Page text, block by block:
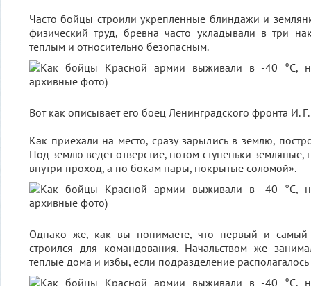
Часто бойцы строили укрепленные блиндажи и
физический труд, бревна часто укладывали в три
теплым и относительно безопасным.
Вот как описывает его боец Ленинградского фронта И.
Как приехали на место, сразу зарылись в землю,
Под землю ведет отверстие, потом ступеньки земляные,
внутри проход, а по бокам нары, покрытые соломой».
Однако же, как вы понимаете, что первый и самый
строился для командования. Начальством же
теплые дома и избы, если подразделение